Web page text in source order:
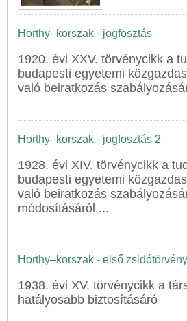
Horthy–korszak - jogfosztás
1920. évi XXV. törvénycikk a
budapesti egyetemi
való beiratkozás
Horthy–korszak - jogfosztás 2
1928. évi XIV. törvénycikk a
budapesti egyetemi
való beiratkozás
módosításáról ...
Horthy–korszak - első zsidótörvény
1938. évi XV. törvénycikk a
hatályosabb biztosításáró